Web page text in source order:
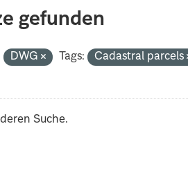
gefunden
DWG Tags:
Cadastral parcels
Suche.